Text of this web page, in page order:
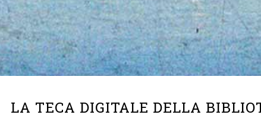
LA TECA DIGITALE DELLA